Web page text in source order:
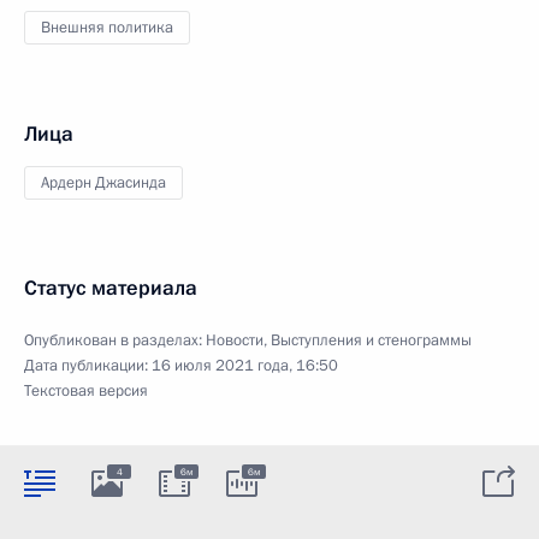
Внешняя политика
Лица
Ардерн Джасинда
Статус материала
Опубликован в разделах: Новости, Выступления и стенограммы
Дата публикации: 16 июля 2021 года, 16:50
Текстовая версия
4 6м 6м